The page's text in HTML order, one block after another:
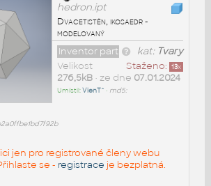
hedron.ipt
Dvacetistěn, ikosaedr -
modelovaný
kat: Tvary
Inventor part
Staženo: 13x
Velikost
276,5kB• ze dne 07.01.2024
Umístil:VienT^ • md5:
jen pro registrované členy webu
se - registrace je bezplatná.